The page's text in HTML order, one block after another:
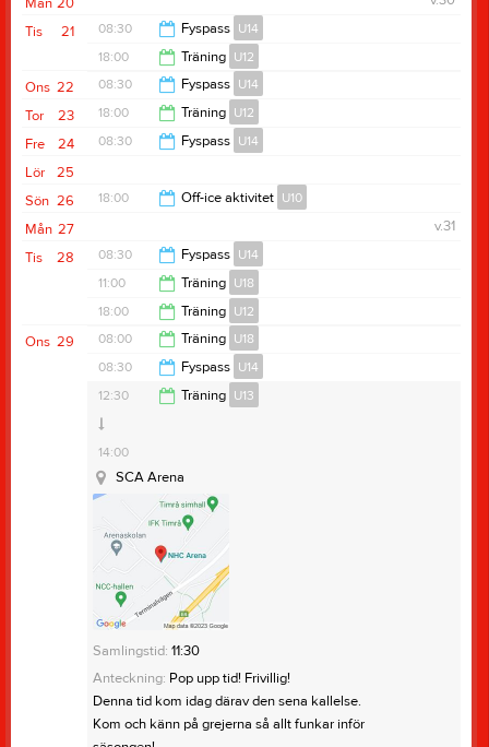
21
Tis 08:30 Fyspass U14
09:30
18:00 Träning U12
19:00
22
Ons 08:30 Fyspass U14
09:30
23
Tor 18:00 Träning U12
24
Fre 08:30 Fyspass U14
09:30
25
Lör
26
Sön 18:00 Off-ice aktivitet U10
19:00
27
Mån
v.31
28
Tis 08:30 Fyspass U14
09:30
11:00 Träning U18
12:30
18:00 Träning U12
19:00
29
Ons 08:00 Träning U18
10:00
SCA Arena
Anteckning:
08:30 Fyspass U14
09:30
Lillstrimmahallen
12:30 Träning U13
14:00
SCA Arena
Samlingstid: 11:30
Anteckning: Pop upp tid! Frivillig!
Denna tid kom idag därav den sena kallelse.
Kom och känn på grejerna så allt funkar inför